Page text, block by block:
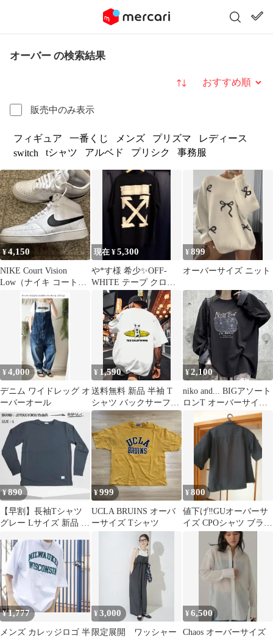
オーバー の検索結果
販売中のみ表示
並び替え
フィギュア 一番くじ メンズ プリズマ
レディース
switch
tシャツ アルベド プリシク 事務服
¥4,150
NIKE Court Vision
Low（ナイキ コートビ
ジョン ロー）
現在 ¥5,300
や*す様 希少✨OFF-
WHITE テープ クロス
アロー オーバーサイズ
Tシャ
¥899
オーバーサイズ ニット
¥4,000
デニム ワイドレッグ オ
ーバーオール
¥ 1,590
送料無料 新品 半袖 T
シャツ バックサーフボ
ードに乗るフレンチブ
ルドッグイラスト TES
CALIFORNIA ロゴプリ
ント ホワイト オーバー
サイズ メンズ レディー
ス ユニセックス カジュ
アル
¥2,100
niko and... BIGアソート
ロンT オーバーサイズ
黒 フリーサイズ
¥890
【早割】長袖Tシャツ
グレー Lサイズ 新品 ロ
の秋に
¥999
UCLA BRUINS オーバ
ーサイズ Tシャツ
¥800
値下げ‼️GUオーバーサ
イズ CPOシャツ ブラッ
クダブルポケット
¥1,777
メンズ カレッジロゴ 半
¥3,000
限定展開 ワッシャー
¥6,500
Chaos オーバーサイズ